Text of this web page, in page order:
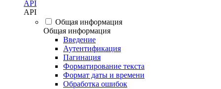
API
API
Общая информация
Общая информация
Введение
Аутентификация
Пагинация
Форматирование текста
Формат даты и времени
Обработка ошибок